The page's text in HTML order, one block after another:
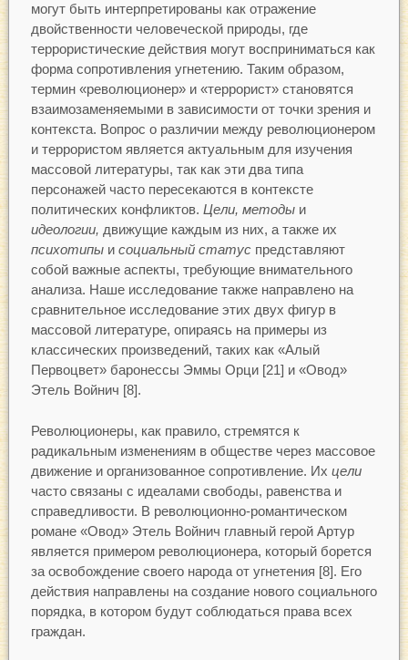
могут быть интерпретированы как отражение
двойственности человеческой природы, где
террористические действия могут восприниматься как
форма сопротивления угнетению. Таким образом,
термин «революционер» и «террорист» становятся
взаимозаменяемыми в зависимости от точки зрения и
контекста. Вопрос о различии между революционером
и террористом является актуальным для изучения
массовой литературы, так как эти два типа
персонажей часто пересекаются в контексте
политических конфликтов. Цели, методыи
идеологии, движущие каждым из них, а также их
психотипыи социальный статуспредставляют
собой важные аспекты, требующие внимательного
анализа. Наше исследование также направлено на
сравнительное исследование этих двух фигур в
массовой литературе, опираясь на примеры из
классических произведений, таких как «Алый
Первоцвет» баронессы Эммы Орци [21] и «Овод»
Этель Войнич [8].
Революционеры, как правило, стремятся к
радикальным изменениям в обществе через массовое
движение и организованное сопротивление. Их цели
часто связаны с идеалами свободы, равенства и
справедливости. В революционно-романтическом
романе «Овод» Этель Войнич главный герой Артур
является примером революционера, который борется
за освобождение своего народа от угнетения [8]. Его
действия направлены на создание нового социального
порядка, в котором будут соблюдаться права всех
граждан.